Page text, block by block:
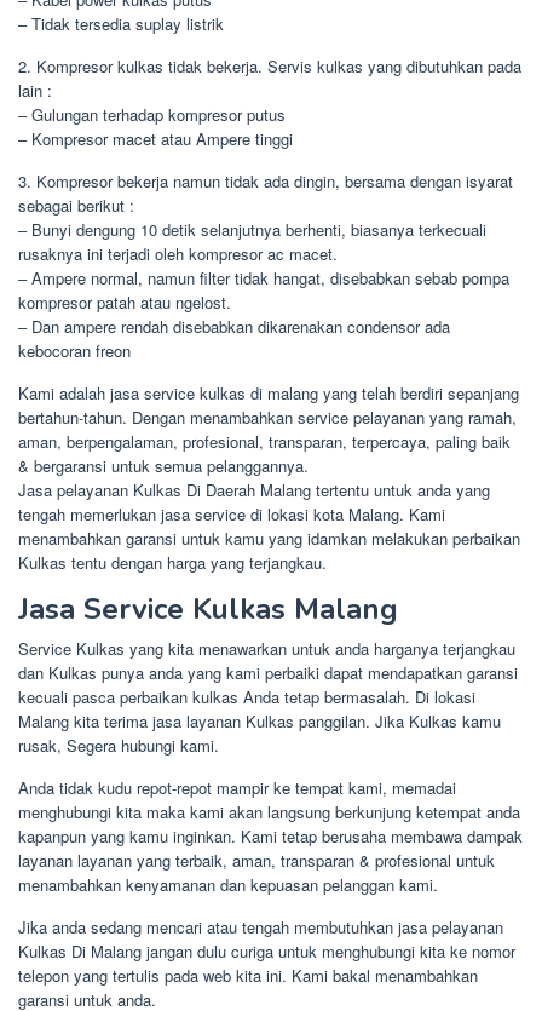
– Tidak tersedia suplay listrik
2. Kompresor kulkas tidak bekerja. Servis kulkas yang dibutuhkan pada
lain :
– Gulungan terhadap kompresor putus
– Kompresor macet atau Ampere tinggi
3. Kompresor bekerja namun tidak ada dingin, bersama dengan isyarat
sebagai berikut :
– Bunyi dengung 10 detik selanjutnya berhenti, biasanya terkecuali
rusaknya ini terjadi oleh kompresor ac macet.
– Ampere normal, namun filter tidak hangat, disebabkan sebab pompa
kompresor patah atau ngelost.
– Dan ampere rendah disebabkan dikarenakan condensor ada
kebocoran freon
Kami adalah jasa service kulkas di malang yang telah berdiri sepanjang
bertahun-tahun. Dengan menambahkan service pelayanan yang ramah,
aman, berpengalaman, profesional, transparan, terpercaya, paling baik
& bergaransi untuk semua pelanggannya.
Jasa pelayanan Kulkas Di Daerah Malang tertentu untuk anda yang
tengah memerlukan jasa service di lokasi kota Malang. Kami
menambahkan garansi untuk kamu yang idamkan melakukan perbaikan
Kulkas tentu dengan harga yang terjangkau.
Jasa Service Kulkas Malang
Service Kulkas yang kita menawarkan untuk anda harganya terjangkau
dan Kulkas punya anda yang kami perbaiki dapat mendapatkan garansi
kecuali pasca perbaikan kulkas Anda tetap bermasalah. Di lokasi
Malang kita terima jasa layanan Kulkas panggilan. Jika Kulkas kamu
rusak, Segera hubungi kami.
Anda tidak kudu repot-repot mampir ke tempat kami, memadai
menghubungi kita maka kami akan langsung berkunjung ketempat anda
kapanpun yang kamu inginkan. Kami tetap berusaha membawa dampak
layanan layanan yang terbaik, aman, transparan & profesional untuk
menambahkan kenyamanan dan kepuasan pelanggan kami.
Jika anda sedang mencari atau tengah membutuhkan jasa pelayanan
Kulkas Di Malang jangan dulu curiga untuk menghubungi kita ke nomor
telepon yang tertulis pada web kita ini. Kami bakal menambahkan
garansi untuk anda.